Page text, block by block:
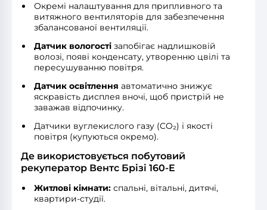
Окремі налаштування для припливного та
витяжного вентиляторів для забезпечення
збалансованої вентиляції.
Датчик вологості запобігає надлишковій
волозі, появі конденсату, утворенню цвілі та
пересушуванню повітря.
Датчик освітлення автоматично знижує
яскравість дисплея вночі, щоб пристрій не
заважав відпочинку.
Датчики вуглекислого газу (CO₂) і якості
повітря (купуються окремо).
Де використовується побутовий
рекуператор Вентс Брізі 160-E
Житлові кімнати: спальні, вітальні, дитячі,
квартири-студії.